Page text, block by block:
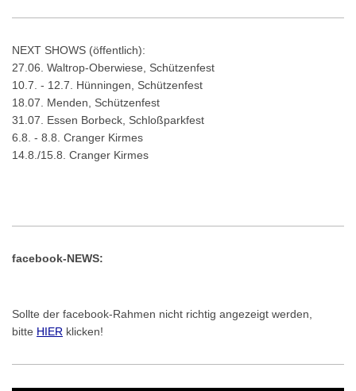
NEXT SHOWS (öffentlich):
27.06. Waltrop-Oberwiese, Schützenfest
10.7. - 12.7. Hünningen, Schützenfest
18.07. Menden, Schützenfest
31.07. Essen Borbeck, Schloßparkfest
6.8. - 8.8. Cranger Kirmes
14.8./15.8. Cranger Kirmes
facebook-NEWS:
Sollte der facebook-Rahmen nicht richtig angezeigt werden,
bitte HIER klicken!